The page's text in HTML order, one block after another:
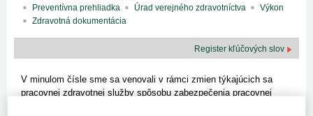
Preventívna prehliadka
Úrad verejného zdravotníctva
Výkon
Zdravotná dokumentácia
Register kľúčových slov
V minulom čísle sme sa venovali v rámci zmien týkajúcich sa
pracovnej zdravotnej služby spôsobu zabezpečenia pracovnej